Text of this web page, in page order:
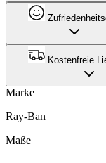
Kostenfreie
Marke
Ray-Ban
Maße